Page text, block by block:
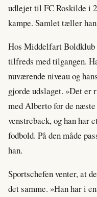
udlejet til FC Roskilde i
kampe. Samlet tæller
Hos Middelfart Boldklub
tilfreds med tilgangen.
nuværende niveau og
gjorde udslaget. »Det er
med Alberto for de
venstreback, og han har
fodbold. På den måde
han.
Sportschefen venter, at
det samme. »Han har i